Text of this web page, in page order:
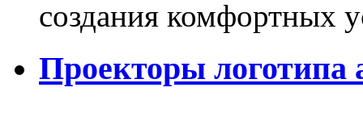
создания комфортных
Проекторы логотипа